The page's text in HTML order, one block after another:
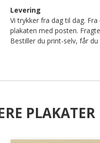
Levering
Vi trykker fra dag til dag.
plakaten med posten.
Bestiller du print-selv, får
PLAKATER